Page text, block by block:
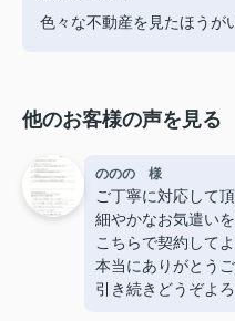
色々な不動産を見たほうが
他のお客様の声を見る
ののの 様
ご丁寧に対応して
細やかなお気遣い
こちらで契約して
本当にありがとうご
引き続きどうぞよ